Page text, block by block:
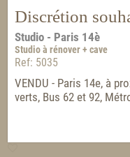
Discrétion
Studio - Paris 14è
Studio à rénover + cave
Ref: 5035
VENDU - Paris 14e, à
verts, Bus 62 et 92,